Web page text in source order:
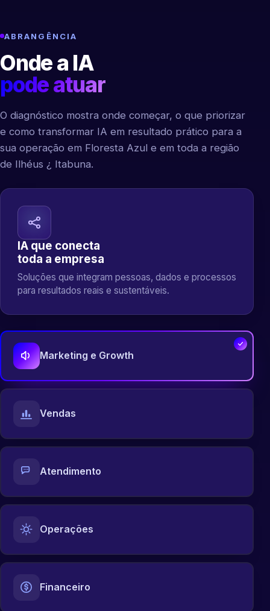
ABRANGÊNCIA
Onde a IA
pode atuar
O diagnóstico mostra onde começar, o que priorizar
e como transformar IA em resultado prático para a
sua operação em Floresta Azul e em toda a região
de Ilhéus ¿ Itabuna.
IA que conecta
toda a empresa
Soluções que integram pessoas, dados e processos
para resultados reais e sustentáveis.
Marketing e Growth
Vendas
Atendimento
Operações
Financeiro